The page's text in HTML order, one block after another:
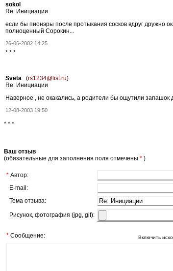
sokol
Re: Инициации
если бы пионэры после протыкания сосков вдруг дружно
полноценный Сорокин...
26-06-2002 14:25
* * *
Sveta (rs1234@list.ru)
Re: Инициации
Наверное , не окакались, а родители бы ощутили
12-08-2003 19:50
* * *
Ваш отзыв
(обязательные для заполнения поля отмечены * )
* Автор:
E-mail:
Тема отзыва:
Рисунок, фотография (jpg, gif):
* Сообщение: Включить